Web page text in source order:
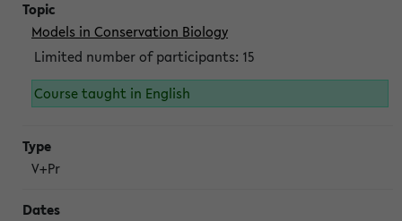
Models in Conservation Biology
Limited number of participants: 15
Course taught in English
V+Pr